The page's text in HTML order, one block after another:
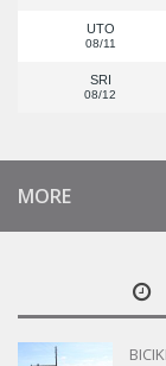
UTO
08/11
SRI
08/12
MORE